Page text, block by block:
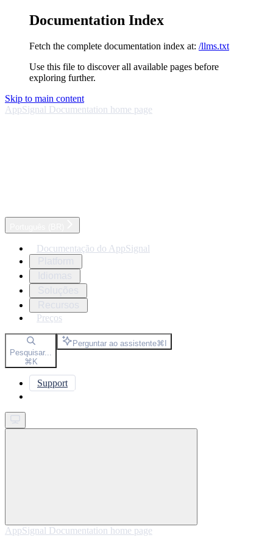
Documentation Index
Fetch the complete documentation index at: /llms.txt
Use this file to discover all available pages before
exploring further.
Skip to main content
AppSignal Documentation home page
Documentação do AppSignal
Preços
Pesquisar...
⌘K
Perguntar ao assistente⌘I
Support
AppSignal Documentation home page